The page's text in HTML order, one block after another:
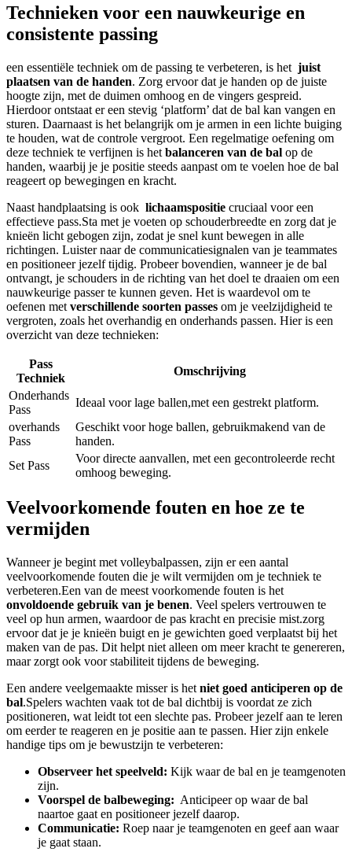
Technieken voor een nauwkeurige⁤ en ​
consistente​ passing
een‌ essentiële⁤ techniek om de passing te verbeteren,⁤ is het ​ juist
plaatsen van⁣ de handen. Zorg ervoor‌ dat je handen‍ op de juiste
hoogte zijn, met de duimen⁣ omhoog en de vingers gespreid.
Hierdoor ontstaat⁤ er‍ een stevig ‘platform’‌ dat ​de bal kan vangen en
sturen. ⁤Daarnaast ​is​ het belangrijk om je​ armen in een ‍lichte buiging‌
te houden, wat ⁤de controle vergroot. Een regelmatige oefening om
deze ⁣techniek te ⁤verfijnen is het⁤ balanceren van de bal op⁢ de
handen, waarbij je je ⁣positie steeds ⁢aanpast om te voelen hoe ‌de bal
reageert op bewegingen en kracht.
Naast handplaatsing is ook ⁢ lichaamspositie cruciaal⁣ voor ⁤een
⁢effectieve pass.Sta met je voeten op schouderbreedte en zorg dat‍ je
⁤knieën licht gebogen ⁢zijn, zodat ‍je snel ⁢kunt bewegen in alle
richtingen. Luister naar de communicatiesignalen van je teammates⁣
en ⁤positioneer jezelf tijdig. ‍Probeer ⁣bovendien, ‍wanneer⁤ je de ⁣bal
ontvangt, je schouders in de richting van het ⁤doel te draaien om een
nauwkeurige passer ‌te ‌kunnen ⁢geven. Het is‍ waardevol ‌om‍ te
oefenen met verschillende soorten passes om ‍je veelzijdigheid⁣ te
vergroten, zoals het overhandig en onderhands ‌passen. Hier is een
overzicht van deze technieken:
Pass
Techniek
Omschrijving
Onderhands⁤
Pass
Ideaal voor ​lage ballen,met een gestrekt platform.
overhands
Pass
Geschikt⁢ voor hoge ballen,⁢ gebruikmakend ​van de
handen.
Set ⁢Pass
Voor directe aanvallen, met een‌ gecontroleerde recht
⁣omhoog beweging.
Veelvoorkomende fouten ⁣en ‌hoe ze ‍te⁤
vermijden
Wanneer ‌je begint met⁣ volleybalpassen, zijn er een​ aantal
veelvoorkomende ‍fouten die ⁤je wilt vermijden om je⁣ techniek te ​
verbeteren.Een⁢ van de meest ​voorkomende fouten ​is het
onvoldoende​ gebruik van je ⁤benen. Veel spelers vertrouwen te
veel op hun armen, waardoor de pas kracht en ‍precisie mist.zorg⁤
ervoor dat je je knieën buigt ‍en ​je gewichten goed verplaatst bij het
maken van⁤ de pas. ⁢Dit helpt niet alleen om meer kracht te genereren,
maar‍ zorgt ook voor stabiliteit tijdens⁣ de beweging.
Een ‌andere veelgemaakte misser is het‌ niet goed⁢ anticiperen op de
bal.Spelers wachten vaak tot de bal dichtbij ‍is voordat‌ ze‍ zich
⁤positioneren, wat ​leidt tot een slechte pas. Probeer jezelf aan te​ leren⁢
om eerder te reageren en ⁣je positie aan ⁣te passen. Hier ⁤zijn enkele
handige⁣ tips om je bewustzijn te ⁢verbeteren:
Observeer het speelveld: Kijk waar de ‌bal en je‍ teamgenoten
zijn.
Voorspel de balbeweging: ⁢ Anticipeer op waar de⁢ bal
naartoe gaat en​ positioneer jezelf daarop.
Communicatie: Roep naar je teamgenoten en geef aan waar
je gaat staan.